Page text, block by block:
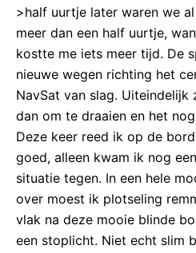
>half uurtje later waren we
meer dan een half uurtje,
kostte me iets meer tijd. De
nieuwe wegen richting het
NavSat van slag. Uiteindelijk
dan om te draaien en het
Deze keer reed ik op de
goed, alleen kwam ik nog
situatie tegen. In een hele
over moest ik plotseling
vlak na deze mooie blinde
een stoplicht. Niet echt slim